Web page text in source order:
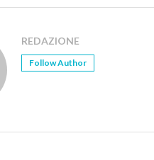
REDAZIONE
Follow Author